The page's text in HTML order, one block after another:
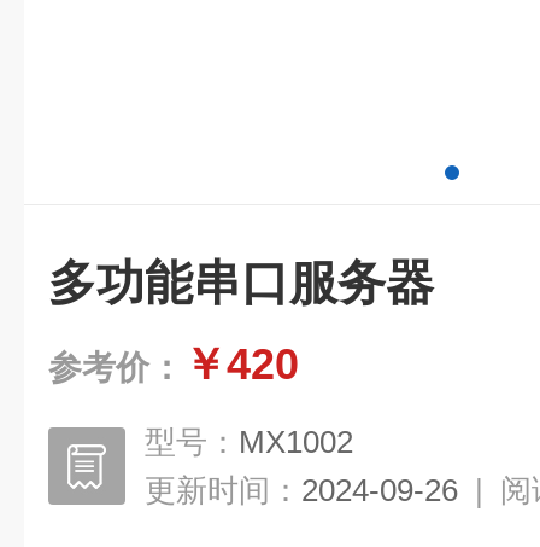
多功能串口服务器
参考价： ￥420
型号： MX1002
更新时间： 2024-09-26 | 阅